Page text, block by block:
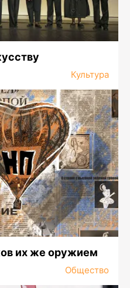
Культура
их же оружием
Общество